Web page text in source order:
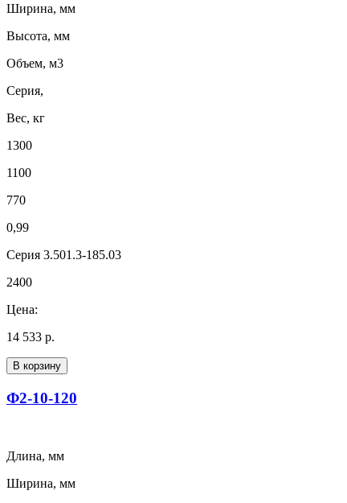
Ширина, мм
Высота, мм
Объем, м3
Серия,
Вес, кг
1300
1100
770
0,99
Серия 3.501.3-185.03
2400
Цена:
14 533 р.
В корзину
Ф2-10-120
Длина, мм
Ширина, мм